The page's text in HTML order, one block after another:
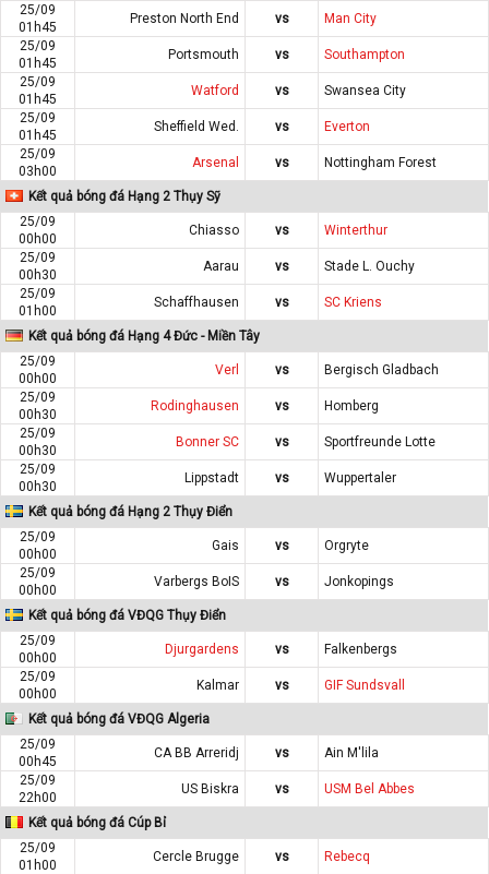
25/09
01h45
Preston North End vs
Man City
25/09
01h45
Portsmouth vs
Southampton
25/09
01h45
Watford vs
Swansea City
25/09
01h45
Sheffield Wed. vs
Everton
25/09
03h00
Arsenal vs Nottingham Forest
Kết quả bóng đá Hạng 2 Thụy Sỹ
25/09
00h00
Chiasso vs
Winterthur
25/09
00h30
Aarau vs
Stade L. Ouchy
25/09
01h00
Schaffhausen vs SC Kriens
Kết quả bóng đá Hạng 4 Đức - Miền Tây
25/09
00h00
Verl vs
Bergisch Gladbach
25/09
00h30
Rodinghausen vs
Homberg
25/09
00h30
Bonner SC vs
Sportfreunde Lotte
25/09
00h30
Lippstadt vs Wuppertaler
Kết quả bóng đá Hạng 2 Thụy Điển
25/09
00h00
Gais vs
Orgryte
25/09
00h00
Varbergs BoIS vs Jonkopings
Kết quả bóng đá VĐQG Thụy Điển
25/09
00h00
Djurgardens vs
Falkenbergs
25/09
00h00
Kalmar vs GIF Sundsvall
Kết quả bóng đá VĐQG Algeria
25/09
00h45
CA BB Arreridj vs
Ain M'lila
25/09
22h00
US Biskra vs USM Bel Abbes
Kết quả bóng đá Cúp Bỉ
25/09
01h00
Cercle Brugge vs
Rebecq